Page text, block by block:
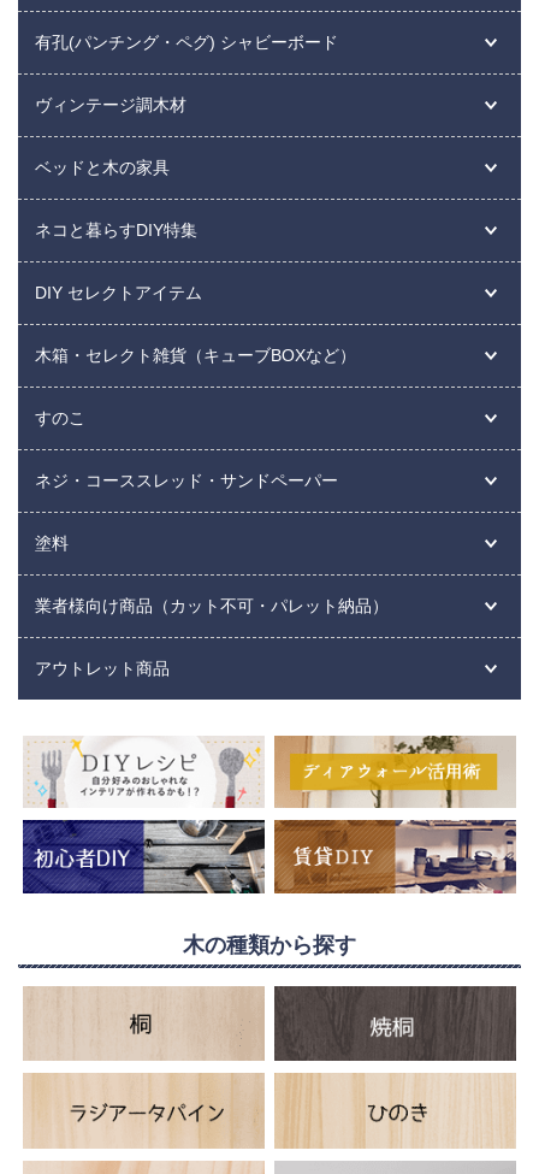
有孔(パンチング・ペグ) シャビーボード
ヴィンテージ調木材
ベッドと木の家具
ネコと暮らすDIY特集
DIY セレクトアイテム
木箱・セレクト雑貨（キューブBOXなど）
すのこ
ネジ・コーススレッド・サンドペーパー
塗料
業者様向け商品（カット不可・パレット納品）
アウトレット商品
木の種類から探す